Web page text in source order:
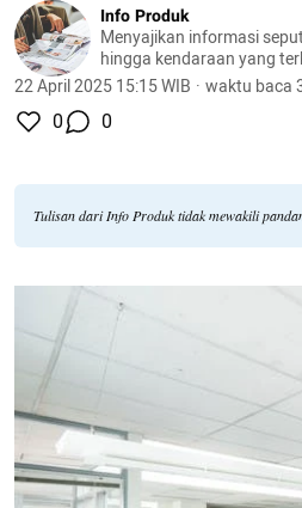
Info Produk
Menyajikan informasi
hingga kendaraan yang
terlengkap.
22 April 2025 15:15 WIB · waktu baca
0 0
Tulisan dari Info Produk tidak mewakili